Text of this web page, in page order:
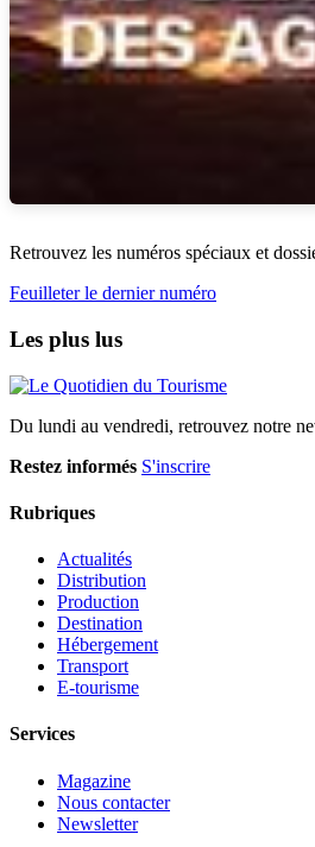
Retrouvez les numéros spéciaux et
Feuilleter le dernier numéro
Les plus lus
Du lundi au vendredi, retrouvez notre
Restez informés S'inscrire
Rubriques
Actualités
Distribution
Production
Destination
Hébergement
Transport
E-tourisme
Services
Magazine
Nous contacter
Newsletter